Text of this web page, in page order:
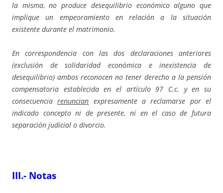
la misma, no produce desequilibrio económico alguno que
implique un empeoramiento en relación a la situación
existente durante el matrimonio.
En correspondencia con las dos declaraciones anteriores
(exclusión de solidaridad económica e inexistencia de
desequilibrio) ambos reconocen no tener derecho a la pensión
compensatoria establecida en el artículo 97 C.c. y en su
consecuenciarenuncian expresamente a reclamarse por el
indicado concepto ni de presente, ni en el caso de futura
separación judicial o divorcio.
III.- Notas